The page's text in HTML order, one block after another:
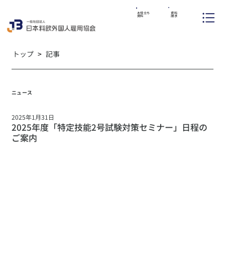
お役立ち
資料
資料
請求
ニュース
2025年度「特定技能2号試験対策セミナー」日程の
ご案内
2025年1月31日
トップ > 記事